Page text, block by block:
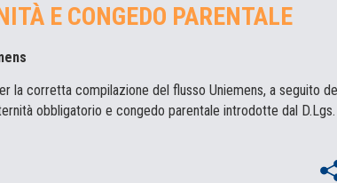
E CONGEDO PARENTALE
la corretta compilazione del flusso Uniemens, a seguito
obbligatorio e congedo parentale introdotte dal D.Lgs.